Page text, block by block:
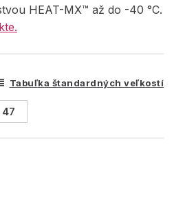
HEAT-MX™ až do -40 °C.
Tabuľka štandardných veľkostí
47